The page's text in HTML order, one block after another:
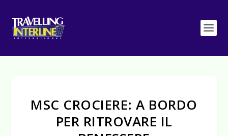
MSC CROCIERE: A BORDO
PER RITROVARE IL